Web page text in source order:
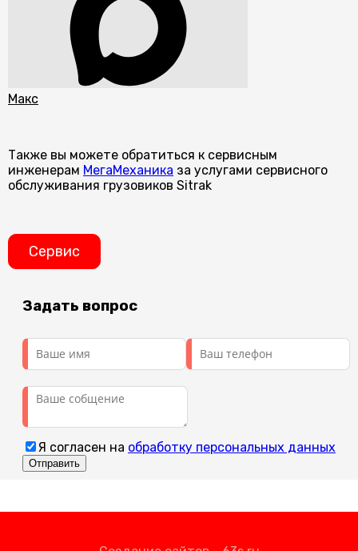
Макс
Также вы можете обратиться к сервисным
инженерам МегаМеханика за услугами сервисного
обслуживания грузовиков Sitrak
Сервис
Задать вопрос
Я согласен на обработку персональных данных